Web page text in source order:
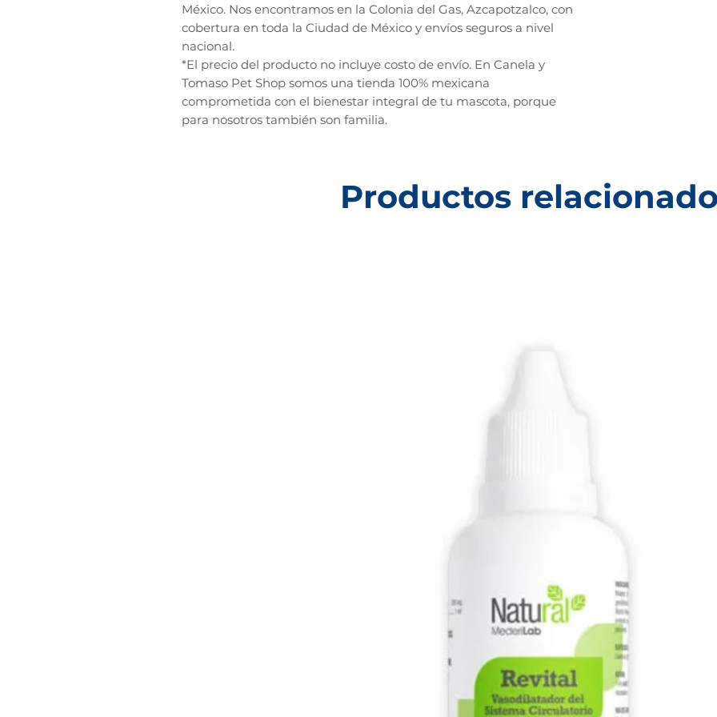
México. Nos encontramos en la Colonia del Gas, Azcapotzalco, con
cobertura en toda la Ciudad de México y envíos seguros a nivel
nacional.
*El precio del producto no incluye costo de envío. En Canela y
Tomaso Pet Shop somos una tienda 100% mexicana
comprometida con el bienestar integral de tu mascota, porque
para nosotros también son familia.
Productos